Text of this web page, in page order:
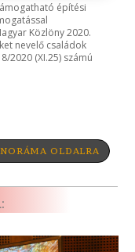
építési
Közlöny 2020.
nevelő családok
2020 (XI.25) számú
OLDALRA